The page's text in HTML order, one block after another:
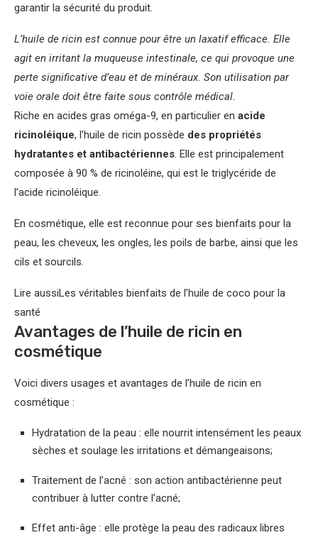
garantir la sécurité du produit.
L’huile de ricin est connue pour être un laxatif efficace. Elle
agit en irritant la muqueuse intestinale, ce qui provoque une
perte significative d’eau et de minéraux. Son utilisation par
voie orale doit être faite sous contrôle médical.
Riche en acides gras oméga-9, en particulier en acide
ricinoléique, l’huile de ricin possède des propriétés
hydratantes et antibactériennes. Elle est principalement
composée à 90 % de ricinoléine, qui est le triglycéride de
l’acide ricinoléique.
En cosmétique, elle est reconnue pour ses bienfaits pour la
peau, les cheveux, les ongles, les poils de barbe, ainsi que les
cils et sourcils.
Lire aussiLes véritables bienfaits de l’huile de coco pour la
santé
Avantages de l’huile de ricin en
cosmétique
Voici divers usages et avantages de l’huile de ricin en
cosmétique :
Hydratation de la peau : elle nourrit intensément les peaux
sèches et soulage les irritations et démangeaisons;
Traitement de l’acné : son action antibactérienne peut
contribuer à lutter contre l’acné;
Effet anti-âge : elle protège la peau des radicaux libres